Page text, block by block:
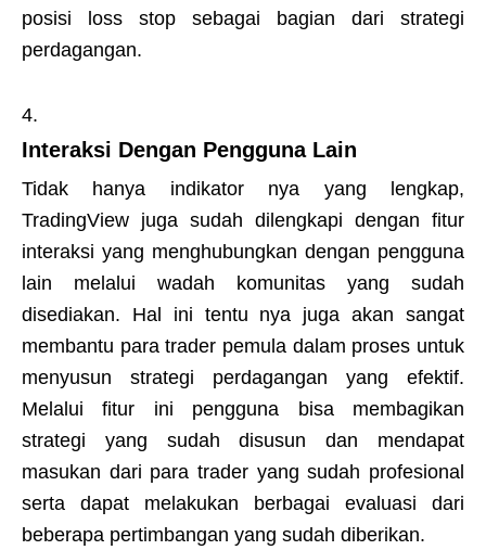
posisi loss stop sebagai bagian dari strategi
perdagangan.
Interaksi Dengan Pengguna Lain
Tidak hanya indikator nya yang lengkap,
TradingView juga sudah dilengkapi dengan fitur
interaksi yang menghubungkan dengan pengguna
lain melalui wadah komunitas yang sudah
disediakan. Hal ini tentu nya juga akan sangat
membantu para trader pemula dalam proses untuk
menyusun strategi perdagangan yang efektif.
Melalui fitur ini pengguna bisa membagikan
strategi yang sudah disusun dan mendapat
masukan dari para trader yang sudah profesional
serta dapat melakukan berbagai evaluasi dari
beberapa pertimbangan yang sudah diberikan.